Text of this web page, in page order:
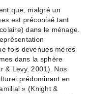
que, malgré un
est préconisé tant
dans le ménage.
fois devenues mères
dans la sphère
& Levy, 2001). Nos
prédominant en
» (Knight &